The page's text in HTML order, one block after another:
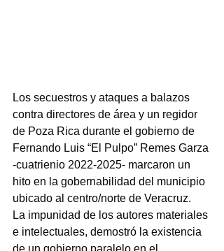
Los secuestros y ataques a balazos
contra directores de área y un regidor
de Poza Rica durante el gobierno de
Fernando Luis “El Pulpo” Remes Garza
-cuatrienio 2022-2025- marcaron un
hito en la gobernabilidad del municipio
ubicado al centro/norte de Veracruz.
La impunidad de los autores materiales
e intelectuales, demostró la existencia
de un gobierno paralelo en el